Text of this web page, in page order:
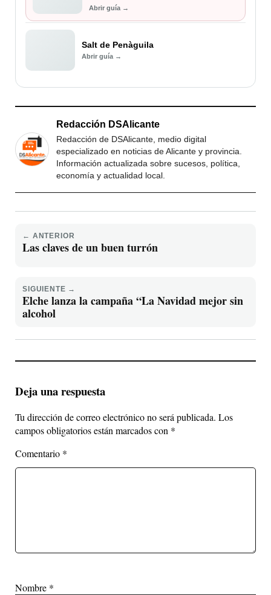
Abrir guía →
Salt de Penàguila
Abrir guía →
Redacción DSAlicante
Redacción de DSAlicante, medio digital
especializado en noticias de Alicante y provincia.
Información actualizada sobre sucesos, política,
economía y actualidad local.
← ANTERIOR
Las claves de un buen turrón
SIGUIENTE →
Elche lanza la campaña “La Navidad mejor sin
alcohol
Deja una respuesta
Tu dirección de correo electrónico no será publicada. Los
campos obligatorios están marcados con *
Comentario *
Nombre *